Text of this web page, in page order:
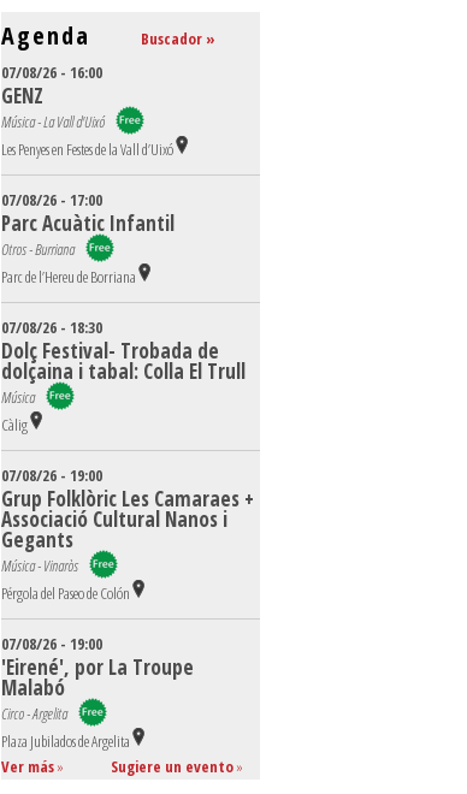
Agenda
Buscador »
07/08/26 - 16:00
GENZ
Música - La Vall d'Uixó
Les Penyes en Festes de la Vall d’Uixó
07/08/26 - 17:00
Parc Acuàtic Infantil
Otros - Burriana
Parc de l’Hereu de Borriana
07/08/26 - 18:30
Dolç Festival- Trobada de
dolçaina i tabal: Colla El Trull
Música
Càlig
07/08/26 - 19:00
Grup Folklòric Les Camaraes +
Associació Cultural Nanos i
Gegants
Música - Vinaròs
Pérgola del Paseo de Colón
07/08/26 - 19:00
'Eirené', por La Troupe
Malabó
Circo - Argelita
Plaza Jubilados de Argelita
Ver más» Sugiere un evento»